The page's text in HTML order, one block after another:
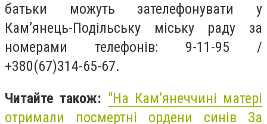
батьки можуть зателефонувати у
Кам’янець-Подільську міську раду за
номерами телефонів: 9-11-95 /
+380(67)314-65-67.
Читайте також: "На Кам’янеччині матері
отримали посмертні ордени синів За